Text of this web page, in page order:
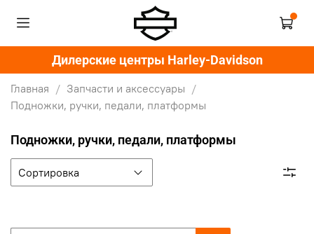
Дилерские центры Harley-Davidson
Главная
Запчасти и аксессуары
Подножки, ручки, педали, платформы
Подножки, ручки, педали, платформы